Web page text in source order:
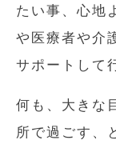
たい事、心地
や医療者や介
サポートして
何も、大きな
所で過ごす、